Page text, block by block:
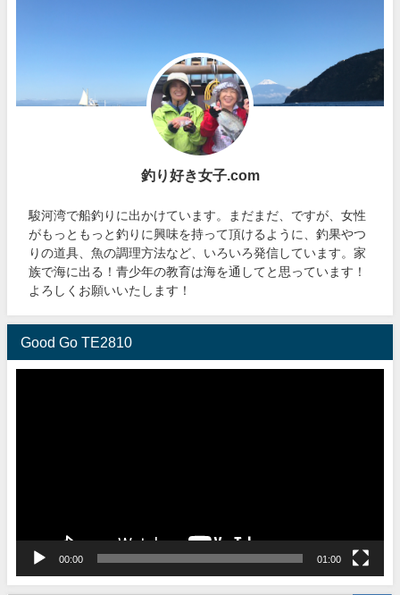
釣り好き女子.com
駿河湾で船釣りに出かけています。まだまだ、ですが、女性
がもっともっと釣りに興味を持って頂けるように、釣果やつ
りの道具、魚の調理方法など、いろいろ発信しています。家
族で海に出る！青少年の教育は海を通してと思っています！
よろしくお願いいたします！
Good Go TE2810
00:00 01:00